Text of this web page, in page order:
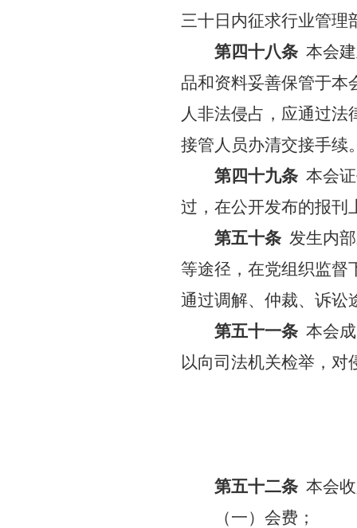
三十日内征求行业管理
第四十八条 本会
品和资料妥善保管于本
人非法侵占，应通过法
接管人员办清交接手续
第四十九条 本会
过，在公开发布的报刊
第五十条 发生内
等途径，在党组织监督
通过调解、仲裁、诉讼
第五十一条 本会
以向司法机关检举，对
第五十二条 本会
（一）会费；